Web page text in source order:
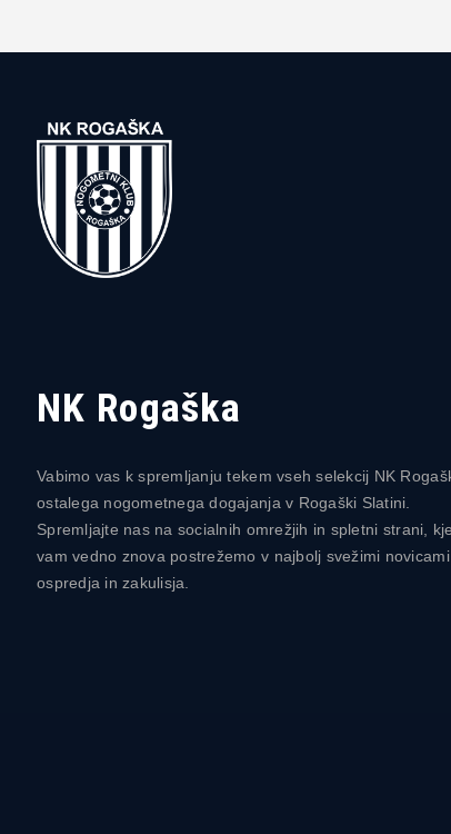
NK Rogaška
Vabimo vas k spremljanju tekem vseh selekcij NK
ostalega nogometnega dogajanja v Rogaški Slatini.
Spremljajte nas na socialnih omrežjih in spletni strani,
vam vedno znova postrežemo v najbolj svežimi novicami
ospredja in zakulisja.